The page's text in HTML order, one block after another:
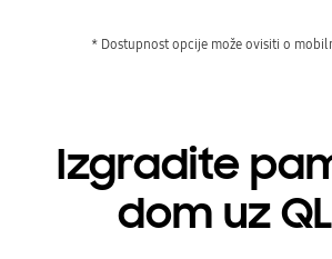
* Dostupnost opcije može ovisiti o
Izgradite
dom uz